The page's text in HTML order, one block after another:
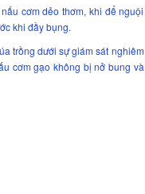
cơm dẻo thơm, khi để nguội
khi đầy bụng.
trồng dưới sự giám sát nghiêm
cơm gạo không bị nở bung và